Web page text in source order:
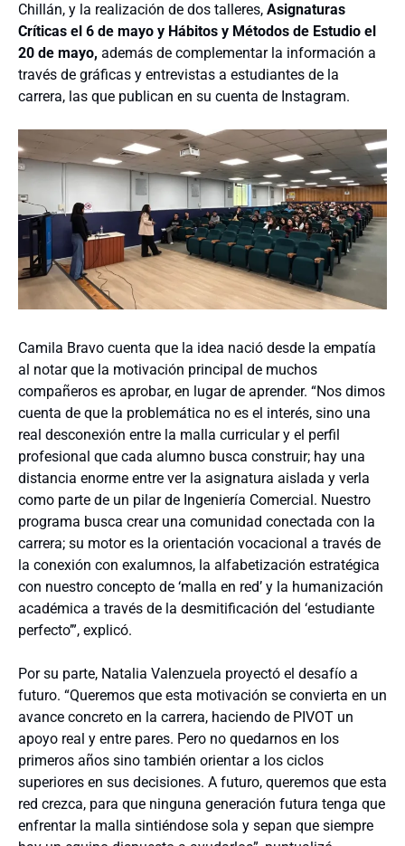
Chillán, y la realización de dos talleres, Asignaturas
Críticas el 6 de mayo y Hábitos y Métodos de Estudio el
20 de mayo, además de complementar la información a
través de gráficas y entrevistas a estudiantes de la
carrera, las que publican en su cuenta de Instagram.
Camila Bravo cuenta que la idea nació desde la empatía
al notar que la motivación principal de muchos
compañeros es aprobar, en lugar de aprender. “Nos dimos
cuenta de que la problemática no es el interés, sino una
real desconexión entre la malla curricular y el perfil
profesional que cada alumno busca construir; hay una
distancia enorme entre ver la asignatura aislada y verla
como parte de un pilar de Ingeniería Comercial. Nuestro
programa busca crear una comunidad conectada con la
carrera; su motor es la orientación vocacional a través de
la conexión con exalumnos, la alfabetización estratégica
con nuestro concepto de ‘malla en red’ y la humanización
académica a través de la desmitificación del ‘estudiante
perfecto’”, explicó.
Por su parte, Natalia Valenzuela proyectó el desafío a
futuro. “Queremos que esta motivación se convierta en un
avance concreto en la carrera, haciendo de PIVOT un
apoyo real y entre pares. Pero no quedarnos en los
primeros años sino también orientar a los ciclos
superiores en sus decisiones. A futuro, queremos que esta
red crezca, para que ninguna generación futura tenga que
enfrentar la malla sintiéndose sola y sepan que siempre